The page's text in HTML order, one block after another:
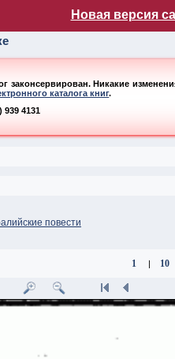
Новая версия
законсервирован. Никакие
каталога книг.
4131
повести
1 | 10